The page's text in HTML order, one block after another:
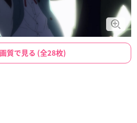
質で見る (全28枚)